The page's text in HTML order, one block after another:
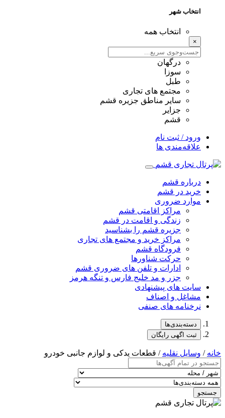
انتخاب شهر
انتخاب همه
×
درگهان
سوزا
طبل
مجتمع های تجاری
سایر مناطق جزیره قشم
جزایر
قشم
ورود / ثبت نام
علاقه‌مندی ها
درباره قشم
خرید در قشم
موارد ضروری
مراکز اقامتی قشم
زندگی و اقامت در قشم
جزیره قشم را بشناسید
مراکز خرید و مجتمع های تجاری
فرودگاه قشم
حرکت شناورها
ادارات و تلفن های ضروری قشم
جزر و مد خلیج فارس و تنگه هرمز
سایت های پیشنهادی
مشاغل و اصناف
نرخنامه های صنفی
دسته‌بندی‌ها
ثبت اگهی رایگان
خانه / وسایل نقلیه / قطعات یدکی و لوازم جانبی خودرو
جستجو